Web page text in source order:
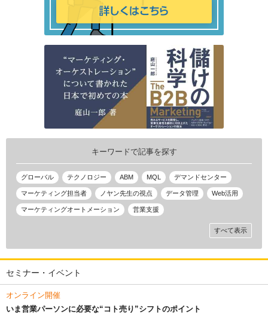
キーワードで記事を探す
グローバル テクノロジー ABM MQL デマンドセンター
マーケティング担当者 ノヤン先生の視点 データ管理 Web活用
マーケティングオートメーション 営業支援
すべて表示
セミナー・イベント
オンライン開催
いま営業パーソンに必要な“コト売り”シフトのポイント